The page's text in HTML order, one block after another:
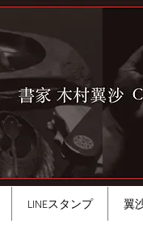
LINEスタンプ 翼